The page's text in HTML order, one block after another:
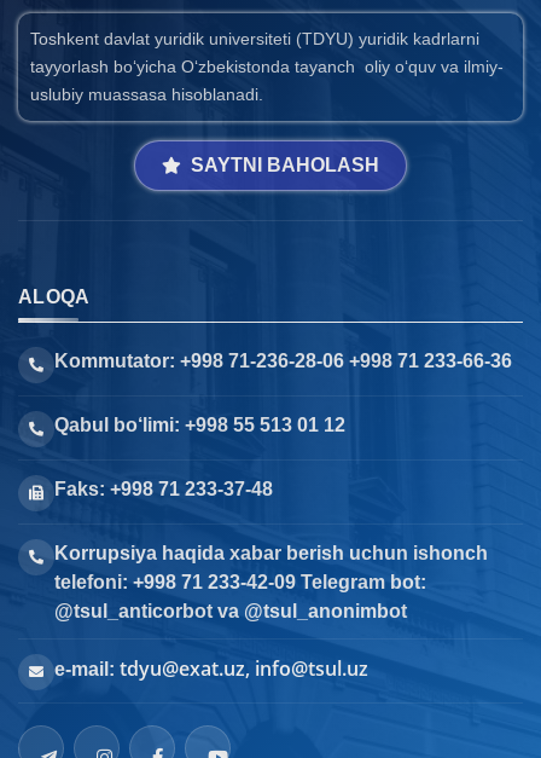
Toshkent davlat yuridik universiteti (TDYU) yuridik kadrlarni
tayyorlash bo‘yicha O‘zbekistonda tayanch oliy o‘quv va ilmiy-
uslubiy muassasa hisoblanadi.
SAYTNI BAHOLASH
ALOQA
Kommutator: +998 71-236-28-06 +998 71 233-66-36
Qabul bo‘limi: +998 55 513 01 12
Faks: +998 71 233-37-48
Korrupsiya haqida xabar berish uchun ishonch
telefoni: +998 71 233-42-09 Telegram bot:
@tsul_anticorbot va @tsul_anonimbot
e-mail: tdyu@exat.uz, info@tsul.uz